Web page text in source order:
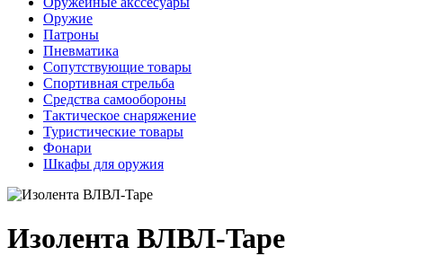
Оружие
Патроны
Пневматика
Сопутствующие товары
Спортивная стрельба
Средства самообороны
Тактическое снаряжение
Туристические товары
Фонари
Шкафы для оружия
Изолента ВЛВЛ-Tape